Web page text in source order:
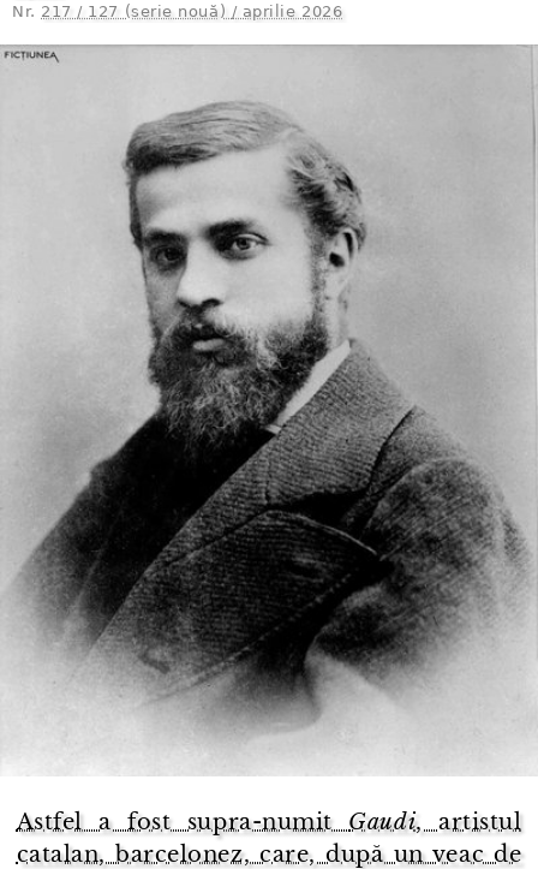
Nr. 217 / 127 (serie nouă) / aprilie 2026
Astfel a fost supra-numit Gaudi, artistul
catalan, barcelonez, care, după un veac de